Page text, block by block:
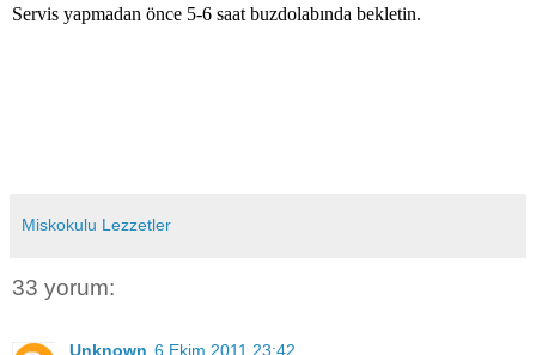
Servis yapmadan önce 5-6 saat buzdolabında bekletin.
Miskokulu Lezzetler
33 yorum:
Unknown 6 Ekim 2011 23:42